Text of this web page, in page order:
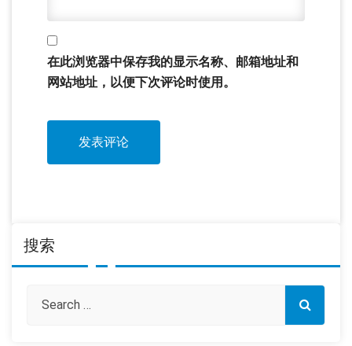
在此浏览器中保存我的显示名称、邮箱地址和
网站地址，以便下次评论时使用。
搜索